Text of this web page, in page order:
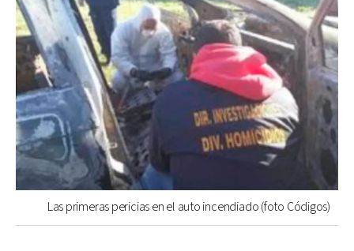
Las primeras pericias en el auto incendiado (foto Códigos)